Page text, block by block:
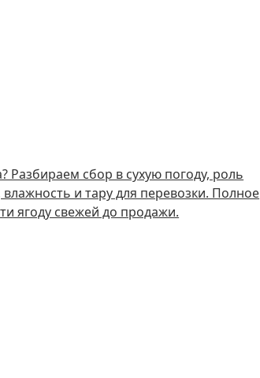
Разбираем сбор в сухую погоду, роль
и тару для перевозки. Полное
ягоду свежей до продажи.